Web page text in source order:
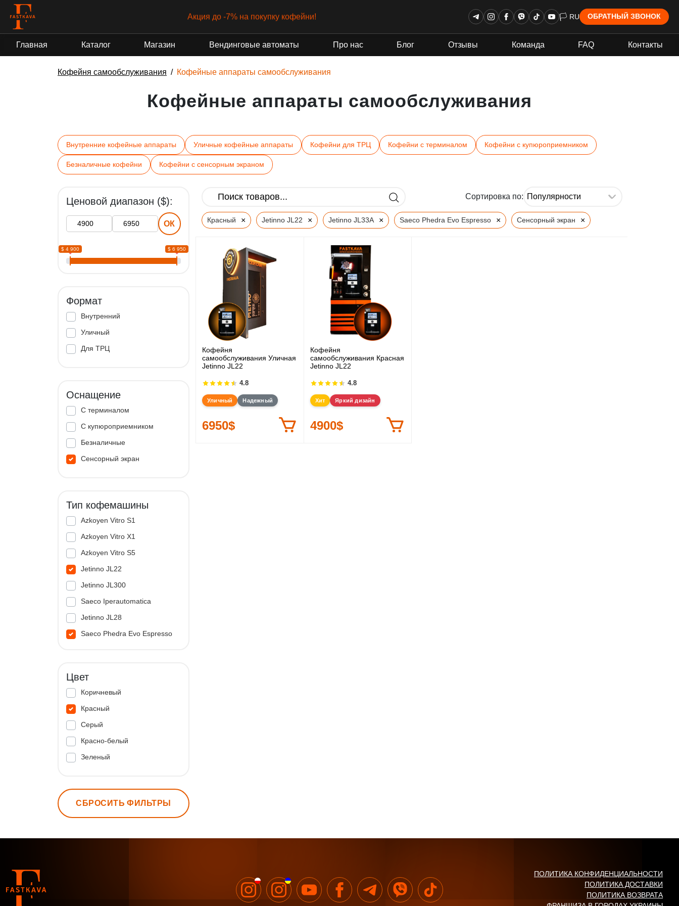
Акция до -7% на покупку кофейни! 🏳 RU ОБРАТНЫЙ ЗВОНОК
Главная Каталог Магазин Вендинговые автоматы Про нас Блог Отзывы Команда FAQ Контакты
Кофейня самообслуживания Кофейные аппараты самообслуживания
Кофейные аппараты самообслуживания
Внутренние кофейные аппараты Уличные кофейные аппараты Кофейни для ТРЦ Кофейни с терминалом Кофейни с купюроприемником
Безналичные кофейни Кофейни с сенсорным экраном
Ценовой диапазон ($):
ОК
$ 4 900 $ 6 950
Формат
Внутренний
Уличный
Для ТРЦ
Оснащение
С терминалом
С купюроприемником
Безналичные
Сенсорный экран
Тип кофемашины
Azkoyen Vitro S1
Azkoyen Vitro X1
Azkoyen Vitro S5
Jetinno JL22
Jetinno JL300
Saeco Iperautomatica
Jetinno JL28
Saeco Phedra Evo Espresso
Цвет
Коричневый
Красный
Серый
Красно-белый
Зеленый
СБРОСИТЬ ФИЛЬТРЫ
Сортировка по:
Красный × Jetinno JL22 × Jetinno JL33A × Saeco Phedra Evo Espresso × Сенсорный экран ×
Кофейня
самообслуживания Уличная
Jetinno JL22
4.8
Уличный Надежный
6950$
Кофейня
самообслуживания Красная
Jetinno JL22
4.8
Хит Яркий дизайн
4900$
ПОЛИТИКА КОНФИДЕНЦИАЛЬНОСТИ
ПОЛИТИКА ДОСТАВКИ
ПОЛИТИКА ВОЗВРАТА